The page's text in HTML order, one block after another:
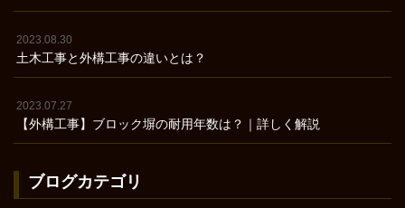
2023.08.30
土木工事と外構工事の違いとは？
2023.07.27
【外構工事】ブロック塀の耐用年数は？｜詳しく解説
ブログカテゴリ